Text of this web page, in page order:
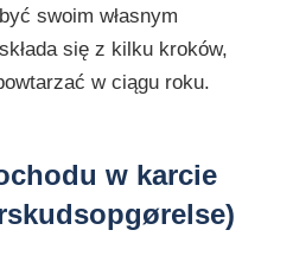
swoim własnym
się z kilku kroków,
w ciągu roku.
w karcie